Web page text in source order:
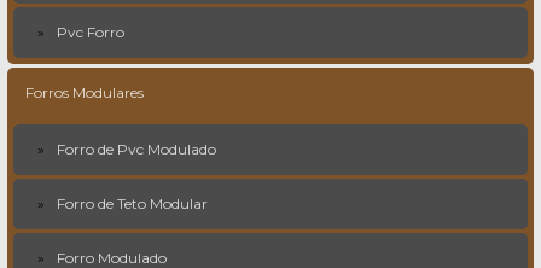
Pvc Forro
Forros Modulares
Forro de Pvc Modulado
Forro de Teto Modular
Forro Modulado